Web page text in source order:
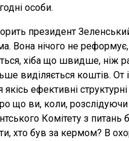
особи.
президент
Вона нічого не реформує,
хіба що швидше, ніж
виділяється коштів. От
якісь ефективні
що ви, коли,
Комітету з
хто був за кермом? В